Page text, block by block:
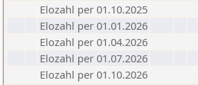
Elozahl per 01.10.2025
Elozahl per 01.01.2026
Elozahl per 01.04.2026
Elozahl per 01.07.2026
Elozahl per 01.10.2026